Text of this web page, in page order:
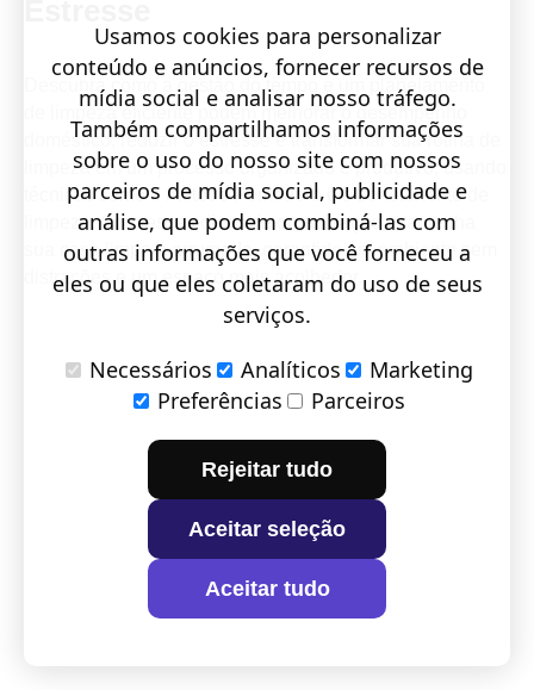
Descubra como a gestão do tempo e um planejamento
de limpeza eficiente podem melhorar o desempenho
doméstico, reduzir o estresse e transformar sua rotina de
limpeza em um processo organizado e produtivo, usando
técnicas como o método Pomodoro e o zoneamento de
limpeza. Com essas dicas de organização, mantenha
sua casa limpa e arrumada, garantido um ambiente sem
distrações e um espaço mais acolhedor.
Usamos cookies para personalizar
conteúdo e anúncios, fornecer recursos de
mídia social e analisar nosso tráfego.
Também compartilhamos informações
sobre o uso do nosso site com nossos
parceiros de mídia social, publicidade e
análise, que podem combiná-las com
outras informações que você forneceu a
eles ou que eles coletaram do uso de seus
serviços.
Necessários
Analíticos
Marketing
Preferências
Parceiros
Rejeitar tudo
Aceitar seleção
Aceitar tudo